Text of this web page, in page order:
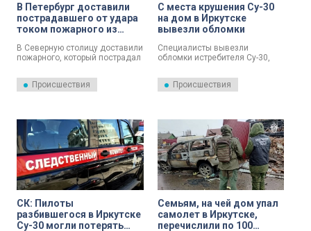
В Петербург доставили
пострадавшего от удара
током пожарного из
В Северную столицу доставили
пожарного, который пострадал
административном здании
Иркутска.
Происшествия
С места крушения Су-30
на дом в Иркутске
вывезли обломки
Специалисты вывезли
обломки истребителя Су-30,
двухквартирный дом в
Иркутске.
Происшествия
СК: Пилоты
разбившегося в Иркутске
Су-30 могли потерять
Семьям, на чей дом упал
самолет в Иркутске,
перечислили по 100